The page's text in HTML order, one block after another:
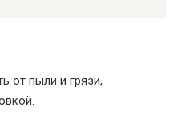
от пыли и грязи,